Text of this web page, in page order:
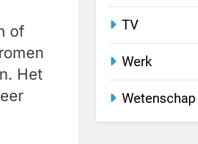
of
Het
TV
Werk
Wetenschap